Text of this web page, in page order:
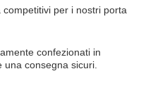
per i nostri porta
confezionati in
consegna sicuri.